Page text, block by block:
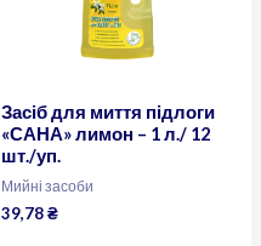
Засіб для миття підлоги
«САНА» лимон – 1 л./ 12
шт./уп.
Мийні засоби
39,78₴